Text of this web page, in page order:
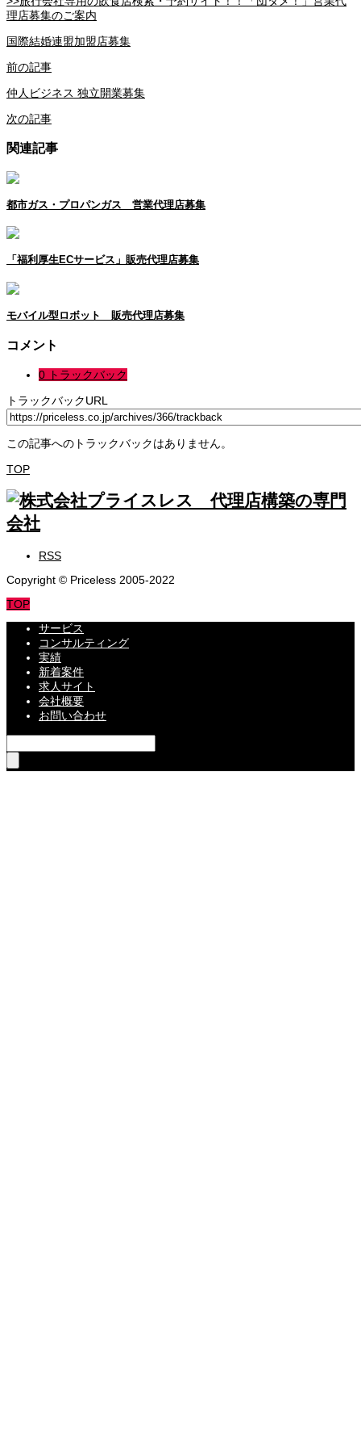
理店募集のご案内
国際結婚連盟加盟店募集
前の記事
仲人ビジネス 独立開業募集
次の記事
関連記事
都市ガス・プロパンガス 営業代理店募集
「福利厚生ECサービス」販売代理店募集
モバイル型ロボット 販売代理店募集
コメント
0 トラックバック
トラックバックURL
この記事へのトラックバックはありません。
TOP
RSS
Copyright © Priceless 2005-2022
TOP
サービス
コンサルティング
実績
新着案件
求人サイト
会社概要
お問い合わせ